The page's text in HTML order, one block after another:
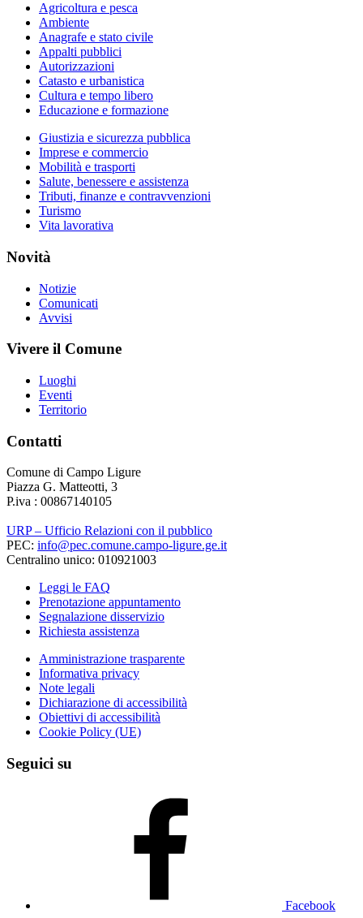
Agricoltura e pesca
Ambiente
Anagrafe e stato civile
Appalti pubblici
Autorizzazioni
Catasto e urbanistica
Cultura e tempo libero
Educazione e formazione
Giustizia e sicurezza pubblica
Imprese e commercio
Mobilità e trasporti
Salute, benessere e assistenza
Tributi, finanze e contravvenzioni
Turismo
Vita lavorativa
Novità
Notizie
Comunicati
Avvisi
Vivere il Comune
Luoghi
Eventi
Territorio
Contatti
Comune di Campo Ligure
Piazza G. Matteotti, 3
P.iva : 00867140105
URP – Ufficio Relazioni con il pubblico
PEC: info@pec.comune.campo-ligure.ge.it
Centralino unico: 010921003
Leggi le FAQ
Prenotazione appuntamento
Segnalazione disservizio
Richiesta assistenza
Amministrazione trasparente
Informativa privacy
Note legali
Dichiarazione di accessibilità
Obiettivi di accessibilità
Cookie Policy (UE)
Seguici su
Facebook